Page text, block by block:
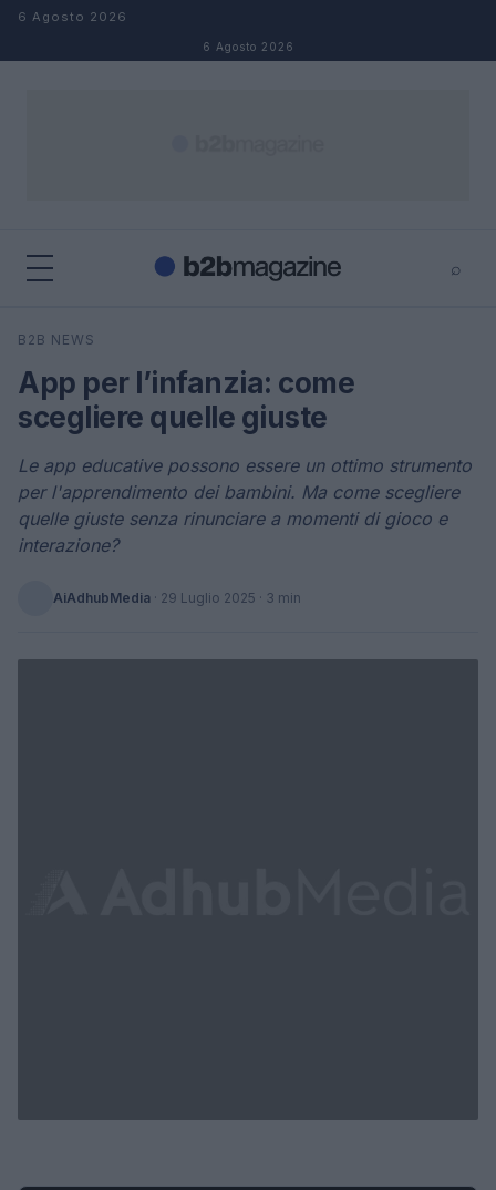
Salta al contenuto
6 Agosto 2026
6 Agosto 2026
⌕
Cerca
B2B NEWS
App per l’infanzia: come
scegliere quelle giuste
Le app educative possono essere un ottimo strumento
per l'apprendimento dei bambini. Ma come scegliere
quelle giuste senza rinunciare a momenti di gioco e
interazione?
AiAdhubMedia · 29 Luglio 2025 · 3 min